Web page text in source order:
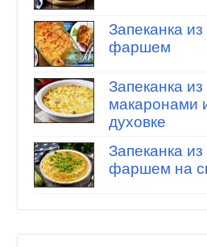
Запеканка из
фаршем
Запеканка из
макаронами
духовке
Запеканка из
фаршем на